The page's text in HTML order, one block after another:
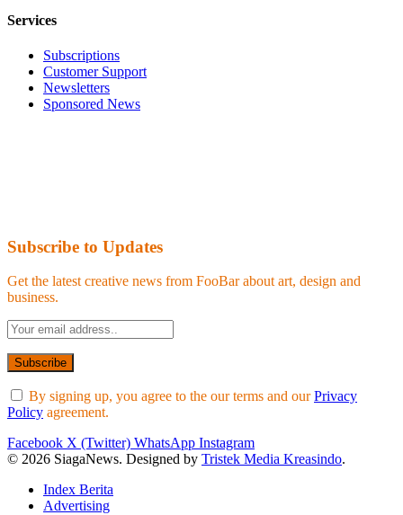
Services
Subscriptions
Customer Support
Newsletters
Sponsored News
Subscribe to Updates
Get the latest creative news from FooBar about art, design and
business.
By signing up, you agree to the our terms and ourPrivacy
Policy agreement.
Facebook X (Twitter) WhatsApp Instagram
© 2026 SiagaNews. Designed by Tristek Media Kreasindo.
Index Berita
Advertising